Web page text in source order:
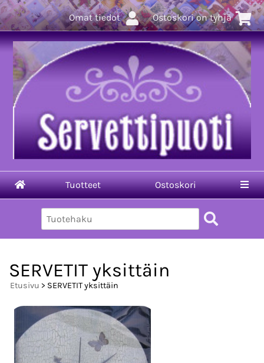
Omat tiedot Ostoskori on tyhjä
Tuotteet Ostoskori
SERVETIT yksittäin
Etusivu > SERVETIT yksittäin